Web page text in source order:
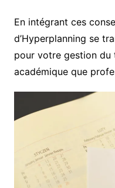
En intégrant ces
d’Hyperplanning se
pour votre gestion du
académique que